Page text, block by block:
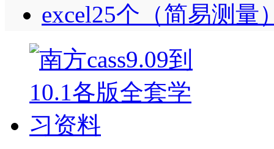
excel25个（简易测量